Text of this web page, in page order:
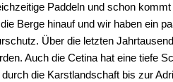
Paddeln und schon
Berge hinauf und wir haben ein
Über die letzten
Auch die Cetina hat eine tiefe
die Karstlandschaft bis zur